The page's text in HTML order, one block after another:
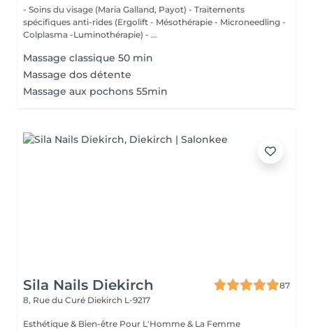
- Soins du visage (Maria Galland, Payot) - Traitements
spécifiques anti-rides (Ergolift - Mésothérapie - Microneedling -
Colplasma -Luminothérapie) - ...
Massage classique 50 min
Massage dos détente
Massage aux pochons 55min
Sila Nails Diekirch
87
8, Rue du Curé Diekirch L-9217
Esthétique & Bien-être Pour L'Homme & La Femme